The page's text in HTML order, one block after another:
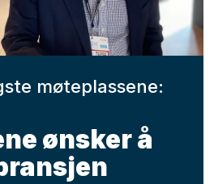
møteplassene:
ønsker å